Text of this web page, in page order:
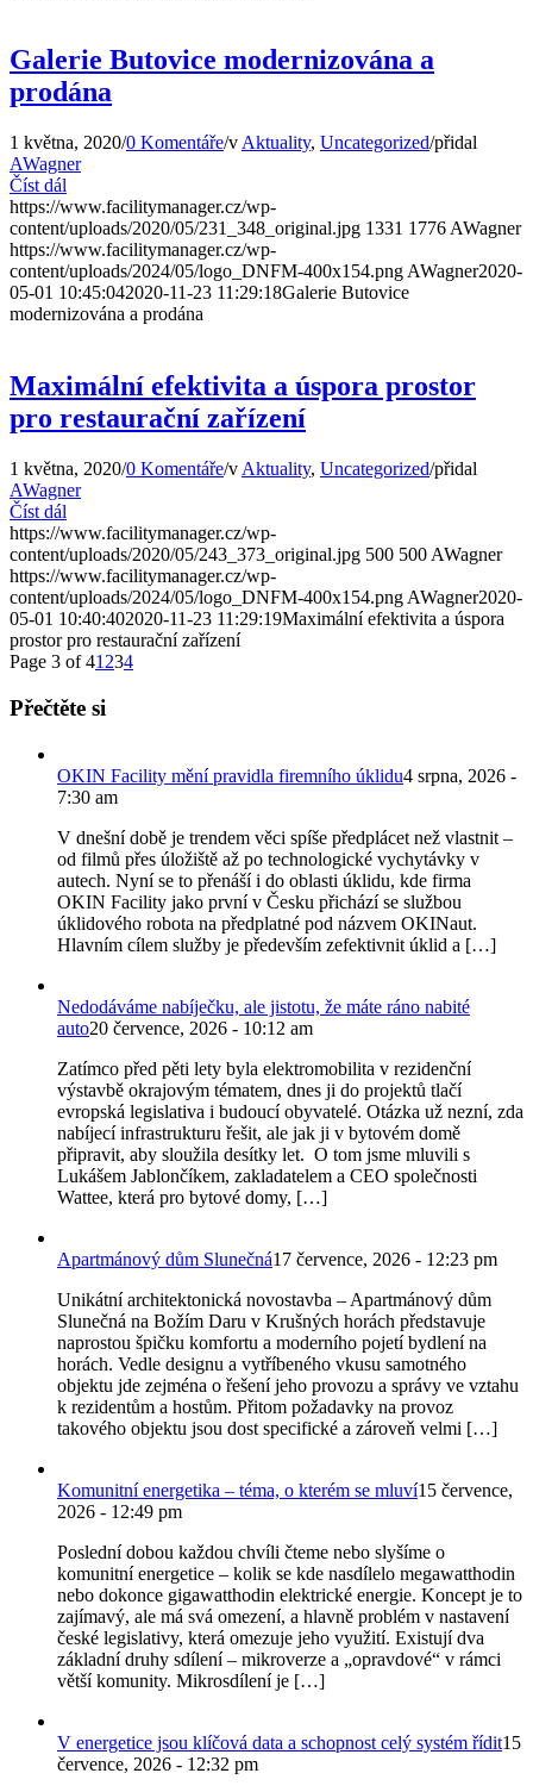
Galerie Butovice modernizována a
prodána
1 května, 2020/0 Komentáře/v Aktuality, Uncategorized/přidal
AWagner
Číst dál
https://www.facilitymanager.cz/wp-
content/uploads/2020/05/231_348_original.jpg 1331 1776 AWagner
https://www.facilitymanager.cz/wp-
content/uploads/2024/05/logo_DNFM-400x154.png AWagner2020-
05-01 10:45:042020-11-23 11:29:18Galerie Butovice
modernizována a prodána
Maximální efektivita a úspora prostor
pro restaurační zařízení
1 května, 2020/0 Komentáře/v Aktuality, Uncategorized/přidal
AWagner
Číst dál
https://www.facilitymanager.cz/wp-
content/uploads/2020/05/243_373_original.jpg 500 500 AWagner
https://www.facilitymanager.cz/wp-
content/uploads/2024/05/logo_DNFM-400x154.png AWagner2020-
05-01 10:40:402020-11-23 11:29:19Maximální efektivita a úspora
prostor pro restaurační zařízení
Page 3 of 41 234
Přečtěte si
OKIN Facility mění pravidla firemního úklidu4 srpna, 2026 -
7:30 am
V dnešní době je trendem věci spíše předplácet než vlastnit –
od filmů přes úložiště až po technologické vychytávky v
autech. Nyní se to přenáší i do oblasti úklidu, kde firma
OKIN Facility jako první v Česku přichází se službou
úklidového robota na předplatné pod názvem OKINaut.
Hlavním cílem služby je především zefektivnit úklid a […]
Nedodáváme nabíječku, ale jistotu, že máte ráno nabité
auto20 července, 2026 - 10:12 am
Zatímco před pěti lety byla elektromobilita v rezidenční
výstavbě okrajovým tématem, dnes ji do projektů tlačí
evropská legislativa i budoucí obyvatelé. Otázka už nezní, zda
nabíjecí infrastrukturu řešit, ale jak ji v bytovém domě
připravit, aby sloužila desítky let. O tom jsme mluvili s
Lukášem Jablončíkem, zakladatelem a CEO společnosti
Wattee, která pro bytové domy, […]
Apartmánový dům Slunečná17 července, 2026 - 12:23 pm
Unikátní architektonická novostavba – Apartmánový dům
Slunečná na Božím Daru v Krušných horách představuje
naprostou špičku komfortu a moderního pojetí bydlení na
horách. Vedle designu a vytříbeného vkusu samotného
objektu jde zejména o řešení jeho provozu a správy ve vztahu
k rezidentům a hostům. Přitom požadavky na provoz
takového objektu jsou dost specifické a zároveň velmi […]
Komunitní energetika – téma, o kterém se mluví15 července,
2026 - 12:49 pm
Poslední dobou každou chvíli čteme nebo slyšíme o
komunitní energetice – kolik se kde nasdílelo megawatthodin
nebo dokonce gigawatthodin elektrické energie. Koncept je to
zajímavý, ale má svá omezení, a hlavně problém v nastavení
české legislativy, která omezuje jeho využití. Existují dva
základní druhy sdílení – mikroverze a „opravdové“ v rámci
větší komunity. Mikrosdílení je […]
V energetice jsou klíčová data a schopnost celý systém řídit15
července, 2026 - 12:32 pm